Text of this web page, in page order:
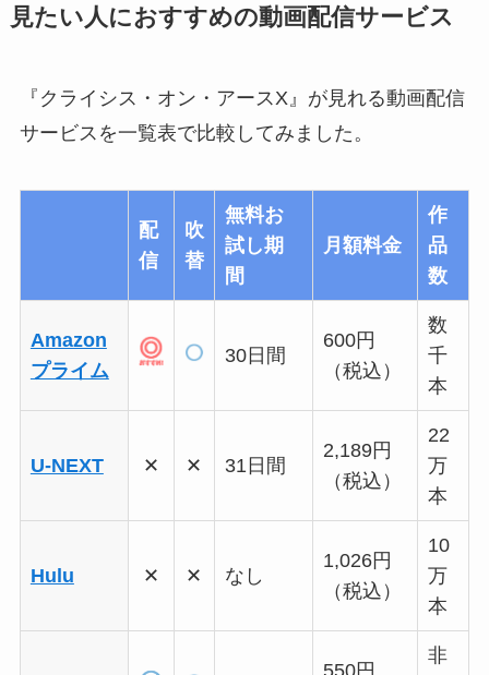
見たい人におすすめの動画配信サービス
『クライシス・オン・アースX』が見れる動画配信
サービスを一覧表で比較してみました。
配
信
吹
替
無料お
試し期
間
月額料金
作
品
数
Amazon
プライム
30日間
600円
（税込）
数
千
本
U-NEXT ✕ ✕ 31日間
2,189円
（税込）
22
万
本
Hulu ✕ ✕ なし
1,026円
（税込）
10
万
本
非